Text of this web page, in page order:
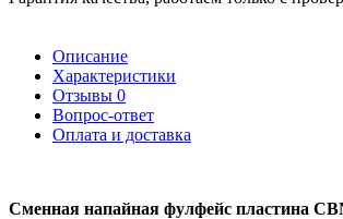
Описание
Характеристики
Отзывы 0
Вопрос-ответ
Оплата и доставка
Сменная напайная фулфейс пластина